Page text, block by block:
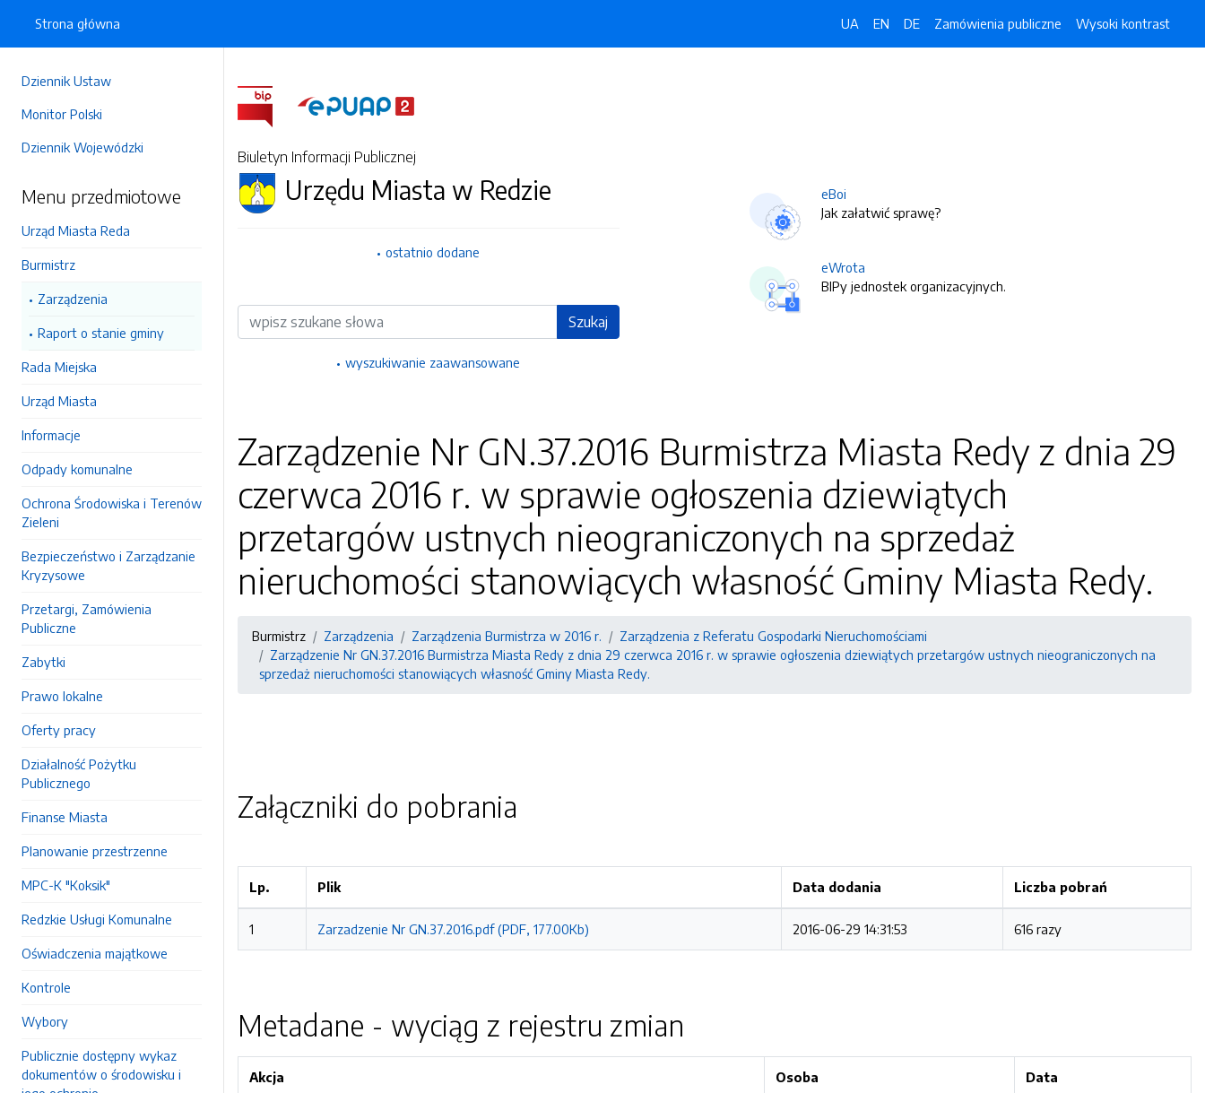
Dziennik Ustaw
Monitor Polski
Dziennik Wojewódzki
Menu przedmiotowe
Urząd Miasta Reda
Burmistrz
Zarządzenia
Raport o stanie gminy
Rada Miejska
Urząd Miasta
Informacje
Odpady komunalne
Ochrona Środowiska i Terenów
Zieleni
Bezpieczeństwo i Zarządzanie
Kryzysowe
Przetargi, Zamówienia
Publiczne
Zabytki
Prawo lokalne
Oferty pracy
Działalność Pożytku
Publicznego
Finanse Miasta
Planowanie przestrzenne
MPC-K "Koksik"
Redzkie Usługi Komunalne
Oświadczenia majątkowe
Kontrole
Wybory
Publicznie dostępny wykaz
dokumentów o środowisku i
Strona główna UA EN DE Zamówienia publiczne Wysoki kontrast
Biuletyn Informacji Publicznej
Urzędu Miasta w Redzie
ostatnio dodane
Wyszukiwarka Szukaj
wyszukiwanie zaawansowane
eBoi
Jak załatwić sprawę?
eWrota
BIPy jednostek organizacyjnych.
Zarządzenie Nr GN.37.2016 Burmistrza Miasta Redy z dnia 29
czerwca 2016 r. w sprawie ogłoszenia dziewiątych
przetargów ustnych nieograniczonych na sprzedaż
nieruchomości stanowiących własność Gminy Miasta Redy.
Burmistrz Zarządzenia Zarządzenia Burmistrza w 2016 r.
Zarządzenia z Referatu Gospodarki Nieruchomościami
Zarządzenie Nr GN.37.2016 Burmistrza Miasta Redy z dnia 29 czerwca 2016 r. w sprawie ogłoszenia dziewiątych przetargów ustnych nieograniczonych na
sprzedaż nieruchomości stanowiących własność Gminy Miasta Redy.
Załączniki do pobrania
Lp. Plik Data dodania Liczba pobrań
1 Zarzadzenie Nr GN.37.2016.pdf (PDF, 177.00Kb) 2016-06-29 14:31:53 616 razy
Metadane - wyciąg z rejestru zmian
Akcja Osoba Data